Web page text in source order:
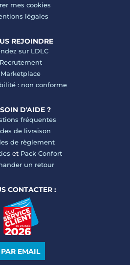
mes cookies
légales
REJOINDRE
sur LDLC
Recrutement
Marketplace
: non conforme
D'AIDE ?
fréquentes
de livraison
de règlement
et Pack Confort
un retour
CONTACTER :
PAR EMAIL